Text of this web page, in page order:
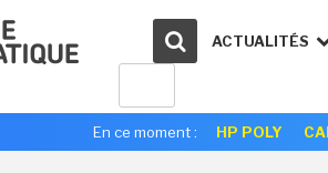
ACTUALITÉS
En ce moment : HP POLY